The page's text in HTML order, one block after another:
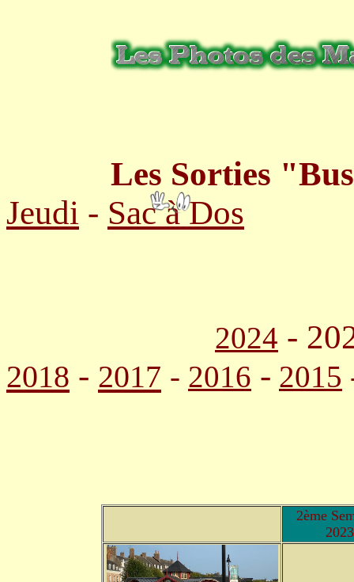
Les Sorties
Jeudi - Sac à Dos
2024 -
2018 - 2017 - 2016 - 2015
2ème
2023